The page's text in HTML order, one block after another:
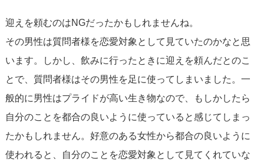
迎えを頼むのはNGだったかもしれませんね。
その男性は質問者様を恋愛対象として見ていたのかなと思
います。しかし、飲みに行ったときに迎えを頼んだとのこ
とで、質問者様はその男性を足に使ってしまいました。一
般的に男性はプライドが高い生き物なので、もしかしたら
自分のことを都合の良いように使っていると感じてしまっ
たかもしれません。好意のある女性から都合の良いように
使われると、自分のことを恋愛対象として見てくれていな